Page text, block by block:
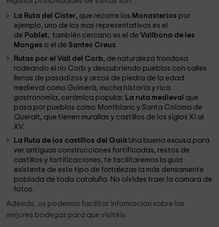
La Ruta del Císter, que recorre los Monasterios por
ejemplo, uno de los mas representativos es el
de Poblet, también cercano es el deVallbona de les
Monges o el de Santes Creus.
Rutas por el Vall del Corb, de naturaleza frondosa
rodeando el río Corb y descubriendo pueblos con calles
llenas de pasadizos y arcos de piedra de la edad
medieval como Guimerà, mucha historia y rica
gastronomia, cerámica popular. La ruta medieval que
pasa por pueblos como Montblanc y Santa Coloma de
Queralt, que tienen murallas y castillos de los siglos XI al
XV.
La Ruta de los castillos del Gaià Una buena excusa para
ver antiguas construcciones fortificadas, restos de
castillos y fortificaciones, te facilitaremos la guia
existente de este tipo de fortalezas la más densamente
poblada de toda cataluña. No olvides traer la camara de
fotos.
Además, os podemos facilitar informacion sobre las
mejores bodegas para que visitéis.